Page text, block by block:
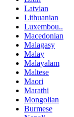
Latvian
Lithuanian
Luxembou..
Macedonian
Malagasy
Malay
Malayalam
Maltese
Maori
Marathi
Mongolian
Burmese